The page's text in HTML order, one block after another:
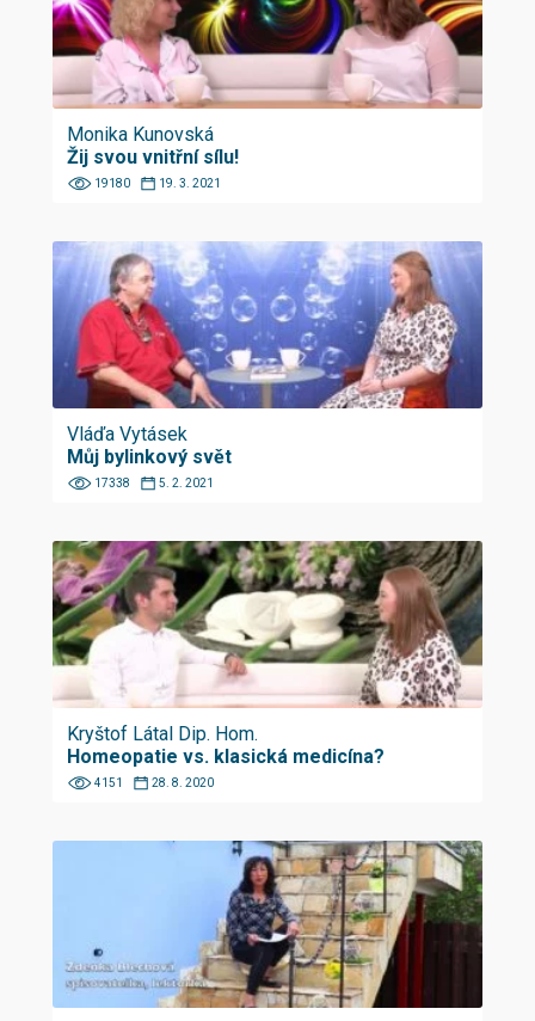
Monika Kunovská
Žij svou vnitřní sílu!
19180 19. 3. 2021
Vláďa Vytásek
Můj bylinkový svět
17338 5. 2. 2021
Kryštof Látal Dip. Hom.
Homeopatie vs. klasická medicína?
4151 28. 8. 2020